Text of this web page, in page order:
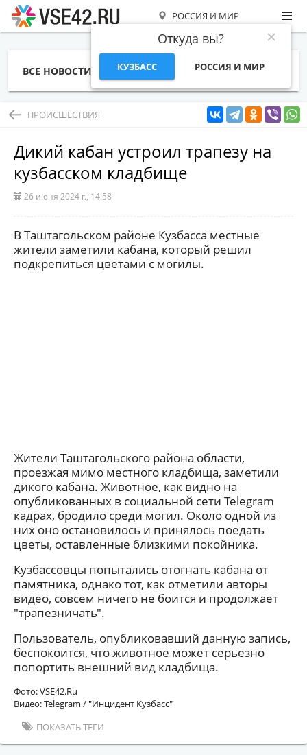
РОССИЯ И МИР
Откуда вы?
КУЗБАСС РОССИЯ И МИР
ВСЕ НОВОСТИ СТАТЬИ ТЕМЫ ФОТО
ПРОИСШЕСТВИЯ
Дикий кабан устроил трапезу на
кузбасском кладбище
26 июня 2024 г., 14:58
В Таштагольском районе Кузбасса местные
жители заметили кабана, который решил
подкрепиться цветами с могилы.
Жители Таштагольского района области,
проезжая мимо местного кладбища, заметили
дикого кабана. Животное, как видно на
опубликованных в социальной сети Telegram
кадрах, бродило среди могил. Около одной из
них оно остановилось и принялось поедать
цветы, оставленные близкими покойника.
Кузбассовцы попытались отогнать кабана от
памятника, однако тот, как отметили авторы
видео, совсем ничего не боится и продолжает
"трапезничать".
Пользователь, опубликовавший данную запись,
беспокоится, что животное может серьезно
попортить внешний вид кладбища.
Фото: VSE42.Ru
Видео: Telegram / "Инцидент Кузбасс"
ПОКАЗАТЬ ТЕГИ